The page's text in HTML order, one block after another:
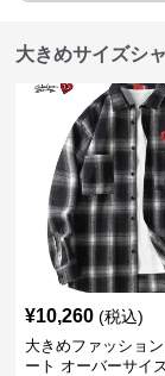
大きめサイズシ
¥10,260 (税込)
大きめファッショ
ート オーバーサイ